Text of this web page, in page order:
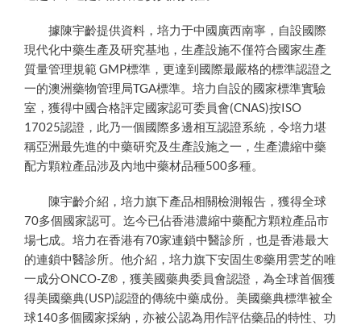
據陳宇齡提供資料，培力于中國廣西南寧，自設國際
現代化中藥生產及研究基地，生產設施不僅符合國家生產
質量管理規範 GMP標準，更達到國際最嚴格的標準認證之
一的澳洲藥物管理局TGA標準。培力自設的國家標準實驗
室，獲得中國合格評定國家認可委員會(CNAS)按ISO
17025認證，此乃一個國際多邊相互認證系統，令培力堪
稱亞洲最先進的中藥研究及生產設施之一，生產濃縮中藥
配方顆粒產品涉及內地中藥材品種500多種。
陳宇齡介紹，培力旗下產品相關檢測報告，獲得全球
70多個國家認可。迄今已佔香港濃縮中藥配方顆粒產品市
場七成。培力在香港有70家連鎖中醫診所，也是香港最大
的連鎖中醫診所。他介紹，培力旗下安固生®藥用雲芝的唯
一成分ONCO-Z® ，獲美國藥典委員會認證，為全球首個獲
得美國藥典(USP)認證的傳統中藥成份。美國藥典標準被全
球140多個國家採納，亦被公認為用作評估藥品的特性、功